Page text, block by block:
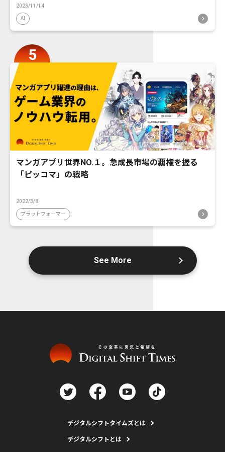
2023/11/14
AI
マンガアプリ世界NO.１。急成長市場の覇権を握る
「ピッコマ」の戦略
2022/3/8
プラットフォーマー
See More
デジタルシフトタイムズとは
デジタルシフトとは